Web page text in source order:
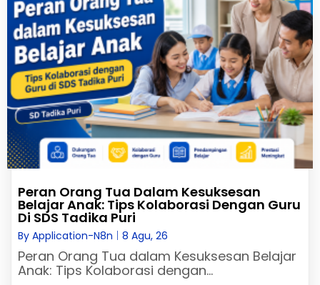
Peran Orang Tua Dalam Kesuksesan
Belajar Anak: Tips Kolaborasi Dengan Guru
Di SDS Tadika Puri
By Application-N8n 8 Agu, 26
Peran Orang Tua dalam Kesuksesan Belajar
Anak: Tips Kolaborasi dengan…